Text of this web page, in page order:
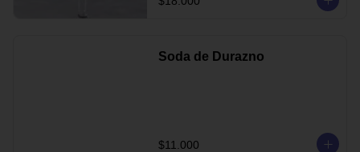
Soda de Durazno
$11.000